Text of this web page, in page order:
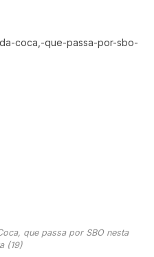
que passa por SBO nesta
(19)